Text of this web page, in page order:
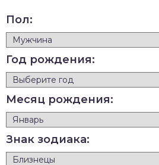
Пол:
Год рождения:
Месяц рождения:
Знак зодиака: